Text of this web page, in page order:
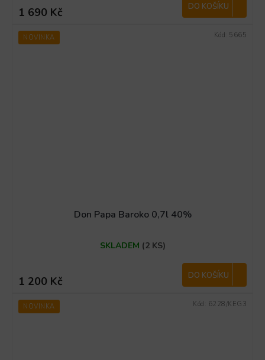
4,5
1 690 Kč DO KOŠÍKU
NOVINKA
Don Papa Baroko 0,7l 40%
SKLADEM (2 KS)
1 200 Kč DO KOŠÍKU
Kód: 5665
NOVINKA Kód: 6228/KEG3